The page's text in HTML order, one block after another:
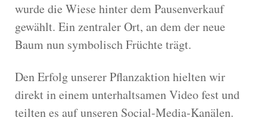
wurde die Wiese hinter dem Pausenverkauf
gewählt. Ein zentraler Ort, an dem der neue
Baum nun symbolisch Früchte trägt.
Den Erfolg unserer Pflanzaktion hielten wir
direkt in einem unterhaltsamen Video fest und
teilten es auf unseren Social-Media-Kanälen.